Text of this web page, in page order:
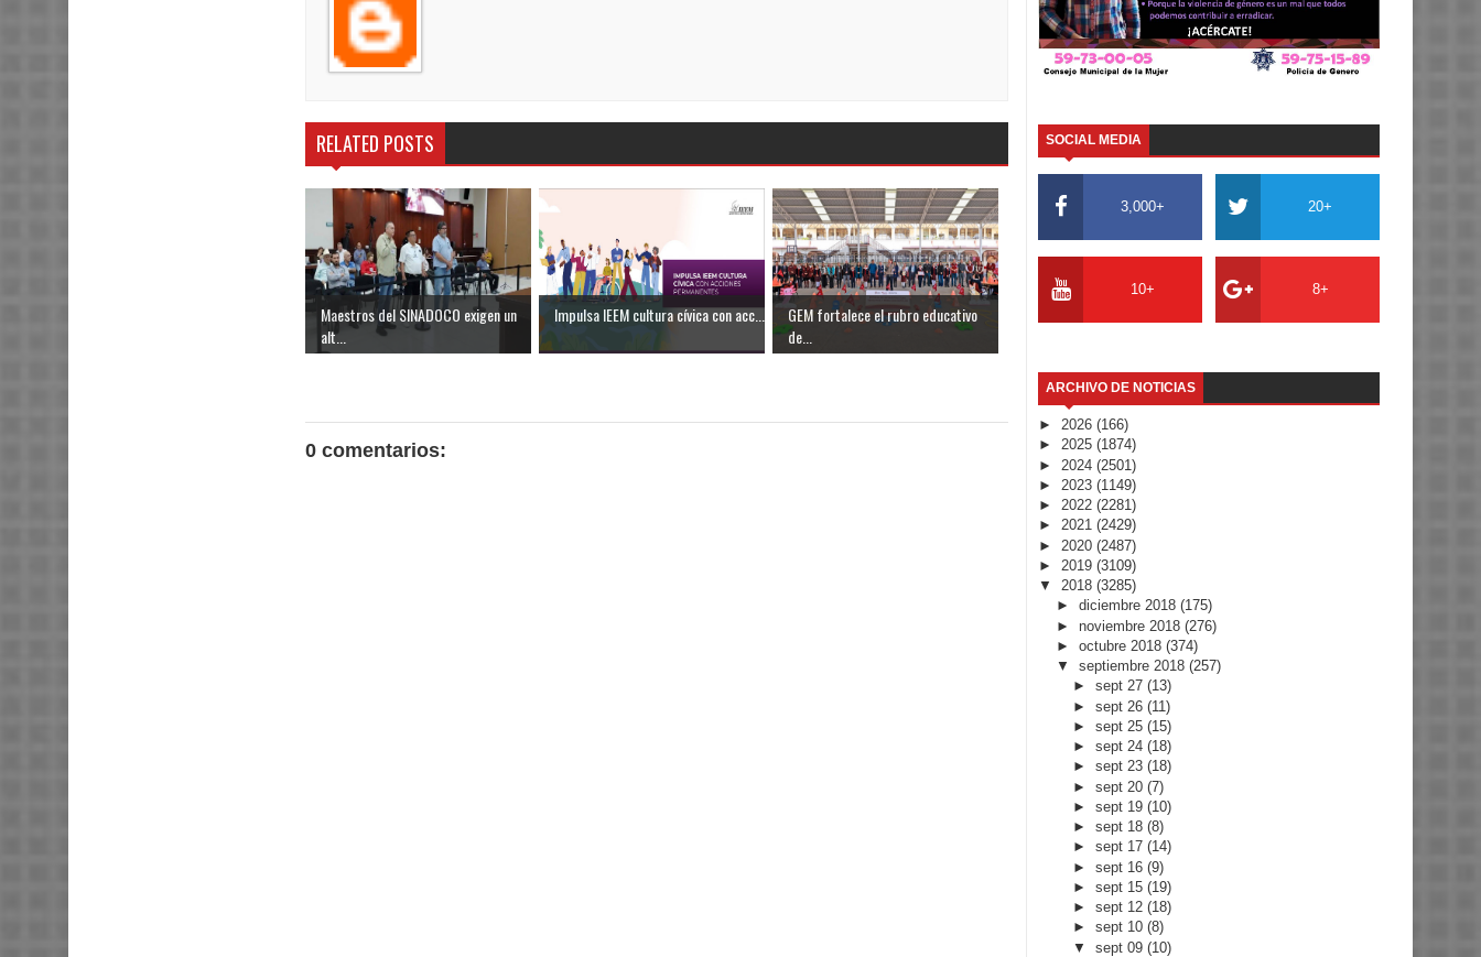
RELATED POSTS
Maestros del SINADOCO exigen un
alt...
Impulsa IEEM cultura cívica con acc...
GEM fortalece el rubro educativo
de...
0 comentarios:
SOCIAL MEDIA
3,000+ 20+
10+ 8+
ARCHIVO DE NOTICIAS
► 2026 (166)
► 2025 (1874)
► 2024 (2501)
► 2023 (1149)
► 2022 (2281)
► 2021 (2429)
► 2020 (2487)
► 2019 (3109)
▼ 2018 (3285)
► diciembre 2018 (175)
► noviembre 2018 (276)
► octubre 2018 (374)
▼ septiembre 2018 (257)
►sept 27(13)
►sept 26(11)
►sept 25(15)
►sept 24(18)
►sept 23(18)
►sept 20(7)
►sept 19(10)
►sept 18(8)
►sept 17(14)
►sept 16(9)
►sept 15(19)
►sept 12(18)
►sept 10(8)
▼sept 09(10)